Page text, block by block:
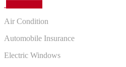
Air Condition
Automobile Insurance
Electric Windows